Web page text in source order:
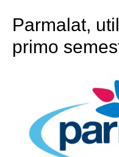
Parmalat,
primo